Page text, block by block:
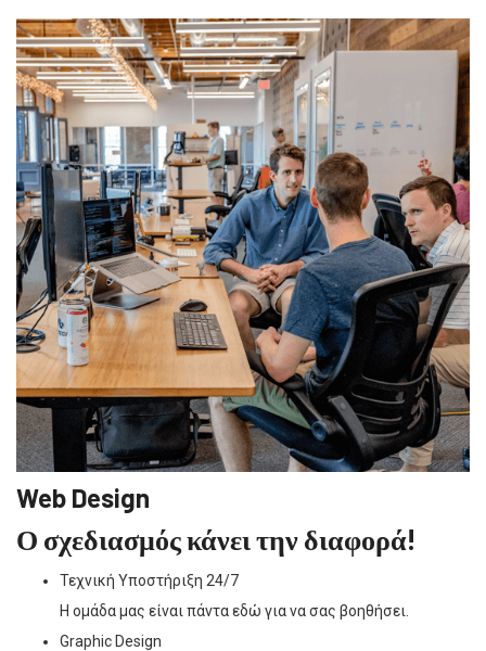
Web Design
Ο σχεδιασμός κάνει την διαφορά!
Τεχνική Υποστήριξη 24/7
Η ομάδα μας είναι πάντα εδώ για να σας βοηθήσει.
Graphic Design